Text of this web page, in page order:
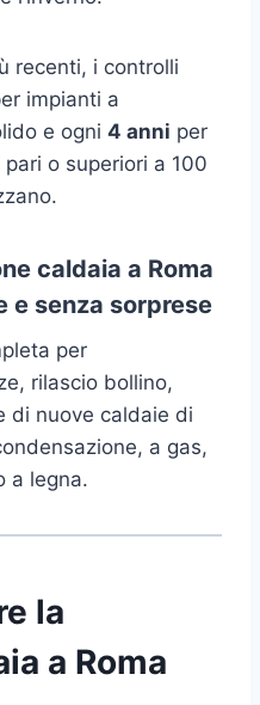
recenti, i controlli
impianti a
e ogni 4 anni per
o superiori a 100
caldaia a Roma
e senza sorprese
per
rilascio bollino,
di nuove caldaie di
a gas,
a legna.
la
a Roma